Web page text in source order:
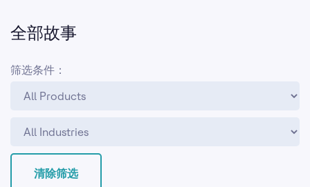
全部故事
筛选条件：
清除筛选